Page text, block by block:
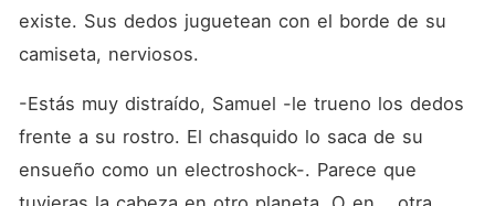
existe. Sus dedos juguetean con el borde de su
camiseta, nerviosos.
-Estás muy distraído, Samuel -le trueno los dedos
frente a su rostro. El chasquido lo saca de su
ensueño como un electroshock-. Parece que